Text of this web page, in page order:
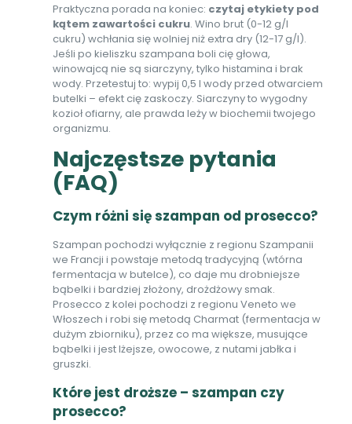
Praktyczna porada na koniec: czytaj etykiety pod
kątem zawartości cukru. Wino brut (0-12 g/l
cukru) wchłania się wolniej niż extra dry (12-17 g/l).
Jeśli po kieliszku szampana boli cię głowa,
winowajcą nie są siarczyny, tylko histamina i brak
wody. Przetestuj to: wypij 0,5 l wody przed otwarciem
butelki – efekt cię zaskoczy. Siarczyny to wygodny
kozioł ofiarny, ale prawda leży w biochemii twojego
organizmu.
Najczęstsze pytania
(FAQ)
Czym różni się szampan od prosecco?
Szampan pochodzi wyłącznie z regionu Szampanii
we Francji i powstaje metodą tradycyjną (wtórna
fermentacja w butelce), co daje mu drobniejsze
bąbelki i bardziej złożony, drożdżowy smak.
Prosecco z kolei pochodzi z regionu Veneto we
Włoszech i robi się metodą Charmat (fermentacja w
dużym zbiorniku), przez co ma większe, musujące
bąbelki i jest lżejsze, owocowe, z nutami jabłka i
gruszki.
Które jest droższe – szampan czy
prosecco?